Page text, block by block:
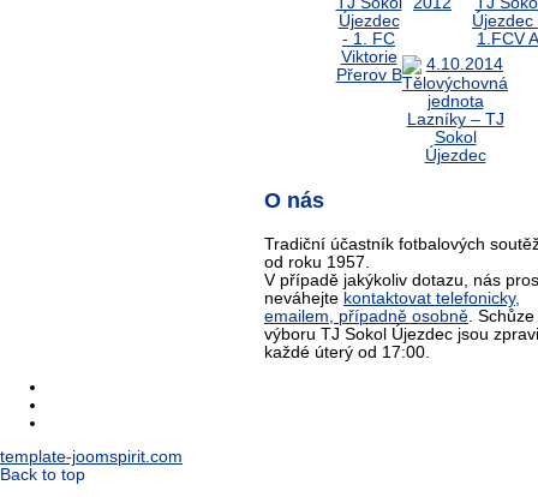
O nás
Tradiční účastník fotbalových
od roku 1957.
V případě jakýkoliv dotazu, nás
neváhejte kontaktovat telefonicky,
emailem, případně osobně. Schůze
výboru TJ Sokol Újezdec jsou
každé úterý od 17:00.
template-joomspirit.com
Back to top